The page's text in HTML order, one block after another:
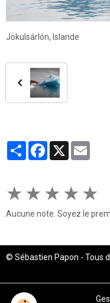
Jökulsárlón, Islande
PartagerFacebook
X
★ ★ ★ ★ ★
Aucune note. Soyez le
© Sébastien Papon - Tous